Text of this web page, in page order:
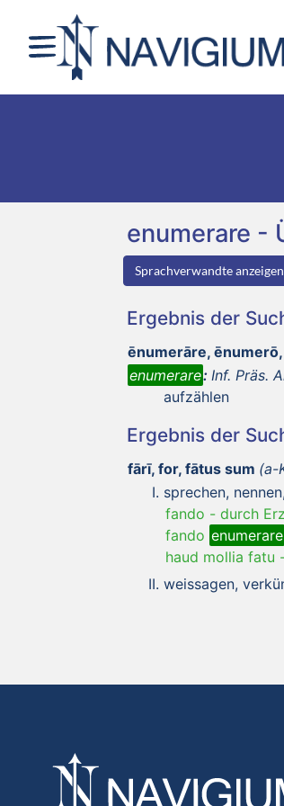
enumerare -
Sprachverwandte anzeigen
Ergebnis der
ēnumerāre,
enumerare: Inf. Präs.
aufzählen
Ergebnis der
fārī, for, fātus sum (a-
sprechen,
fando - durch
fando enumerare
haud mollia fatu
weissagen,